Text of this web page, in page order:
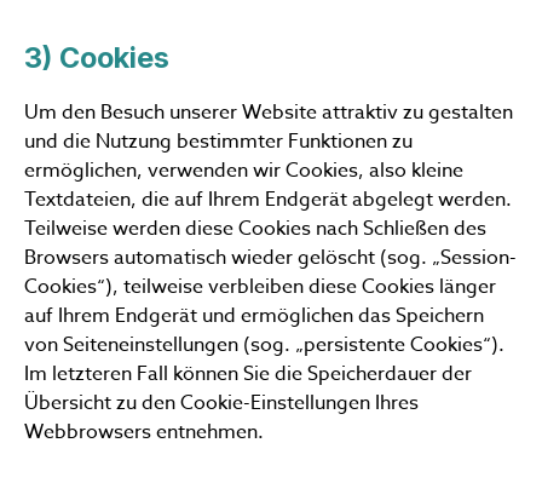
3) Cookies
Um den Besuch unserer Website attraktiv zu gestalten
und die Nutzung bestimmter Funktionen zu
ermöglichen, verwenden wir Cookies, also kleine
Textdateien, die auf Ihrem Endgerät abgelegt werden.
Teilweise werden diese Cookies nach Schließen des
Browsers automatisch wieder gelöscht (sog. „Session-
Cookies“), teilweise verbleiben diese Cookies länger
auf Ihrem Endgerät und ermöglichen das Speichern
von Seiteneinstellungen (sog. „persistente Cookies“).
Im letzteren Fall können Sie die Speicherdauer der
Übersicht zu den Cookie-Einstellungen Ihres
Webbrowsers entnehmen.